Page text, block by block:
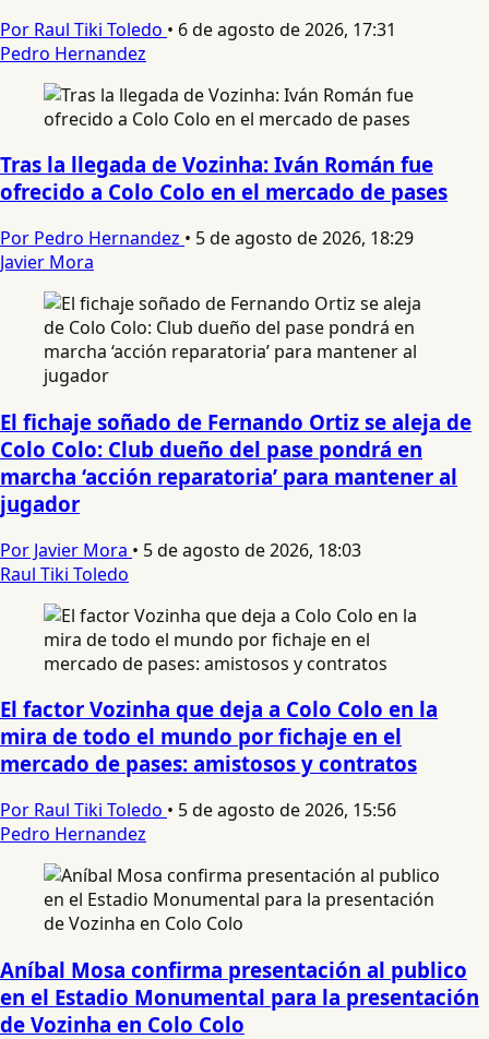
Por Raul Tiki Toledo • 6 de agosto de 2026, 17:31
Pedro Hernandez
Tras la llegada de Vozinha: Iván Román fue
ofrecido a Colo Colo en el mercado de pases
Por Pedro Hernandez • 5 de agosto de 2026, 18:29
Javier Mora
El fichaje soñado de Fernando Ortiz se aleja de
Colo Colo: Club dueño del pase pondrá en
marcha ‘acción reparatoria’ para mantener al
jugador
Por Javier Mora • 5 de agosto de 2026, 18:03
Raul Tiki Toledo
El factor Vozinha que deja a Colo Colo en la
mira de todo el mundo por fichaje en el
mercado de pases: amistosos y contratos
Por Raul Tiki Toledo • 5 de agosto de 2026, 15:56
Pedro Hernandez
Aníbal Mosa confirma presentación al publico
en el Estadio Monumental para la presentación
de Vozinha en Colo Colo